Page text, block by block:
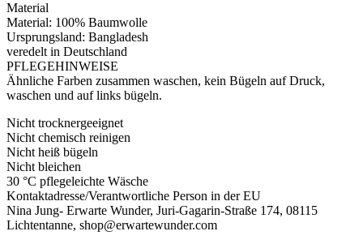
Material
Material: 100% Baumwolle
Ursprungsland: Bangladesh
veredelt in Deutschland
PFLEGEHINWEISE
Ähnliche Farben zusammen waschen, kein Bügeln auf Druck,
waschen und auf links bügeln.
Nicht trocknergeeignet
Nicht chemisch reinigen
Nicht heiß bügeln
Nicht bleichen
30 °C pflegeleichte Wäsche
Kontaktadresse/Verantwortliche Person in der EU
Nina Jung- Erwarte Wunder, Juri-Gagarin-Straße 174, 08115
Lichtentanne, shop@erwartewunder.com